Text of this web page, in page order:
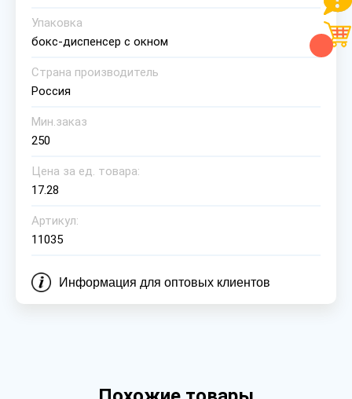
Упаковка
бокс-диспенсер с окном
Страна производитель
Россия
Мин.заказ
250
Цена за ед. товара:
17.28
Артикул:
11035
Информация для оптовых клиентов